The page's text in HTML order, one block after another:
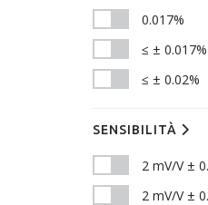
0.017%
≤ ± 0.017%
≤ ± 0.02%
SENSIBILITÀ
2 mV/V ±
2 mV/V ±